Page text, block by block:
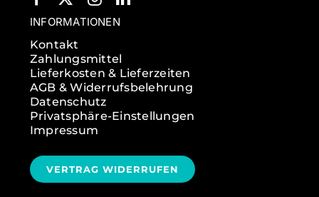
INFORMATIONEN
Kontakt
Zahlungsmittel
Lieferkosten & Lieferzeiten
AGB & Widerrufsbelehrung
Datenschutz
Privatsphäre-Einstellungen
Impressum
VERTRAG WIDERRUFEN